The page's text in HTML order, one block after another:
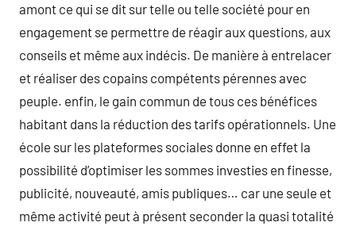
amont ce qui se dit sur telle ou telle société pour en
engagement se permettre de réagir aux questions, aux
conseils et même aux indécis. De manière à entrelacer
et réaliser des copains compétents pérennes avec
peuple. enfin, le gain commun de tous ces bénéfices
habitant dans la réduction des tarifs opérationnels. Une
école sur les plateformes sociales donne en effet la
possibilité d’optimiser les sommes investies en finesse,
publicité, nouveauté, amis publiques… car une seule et
même activité peut à présent seconder la quasi totalité